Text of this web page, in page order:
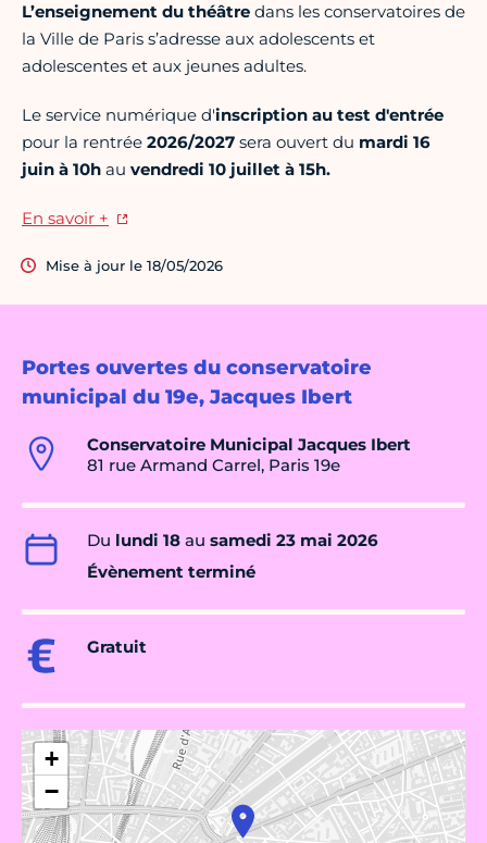
Portes ouvertes du conservatoire
municipal du 19e, Jacques Ibert
Conservatoire Municipal Jacques Ibert
81 rue Armand Carrel, Paris 19e
Du lundi 18 au samedi 23 mai 2026
Évènement terminé
Gratuit
+
−
L’enseignement du théâtre dans les conservatoires de
la Ville de Paris s’adresse aux adolescents et
adolescentes et aux jeunes adultes.
Le service numérique d'inscription au test d'entrée
pour la rentrée 2026/2027 sera ouvert du mardi 16
juin à 10h au vendredi 10 juillet à 15h.
En savoir +
Mise à jour le 18/05/2026